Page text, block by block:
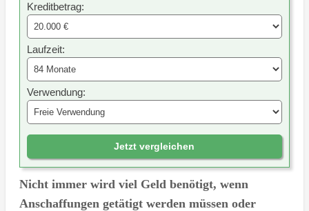
Kreditbetrag:
Laufzeit:
Verwendung:
Jetzt vergleichen
Nicht immer wird viel Geld benötigt, wenn
Anschaffungen getätigt werden müssen oder